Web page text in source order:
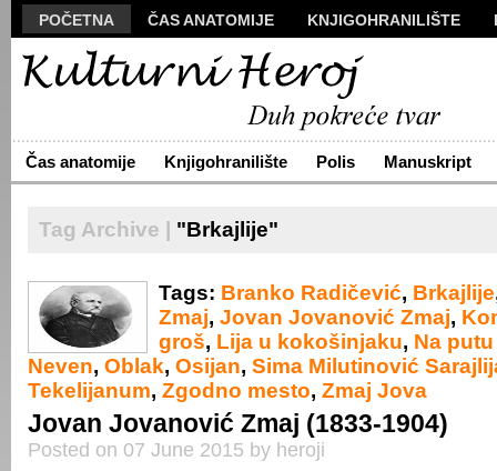
POČETNA ČAS ANATOMIJE KNJIGOHRANILIŠTE
MANUSKRIPT
VIZUALI
ARHIVA
O NAMA ŽIVA REČ KONTAKT
Čas anatomije Knjigohranilište Polis Manuskript
Tag Archive | "Brkajlije"
Tags: Branko Radičević, Brkajlije
Zmaj, Jovan Jovanović Zmaj,
groš, Lija u kokošinjaku, Na
Neven, Oblak, Osijan, Sima Milutinović
Tekelijanum, Zgodno mesto, Zmaj Jova
Jovan Jovanović Zmaj (1833-1904)
Posted on 07 June 2015 by heroji